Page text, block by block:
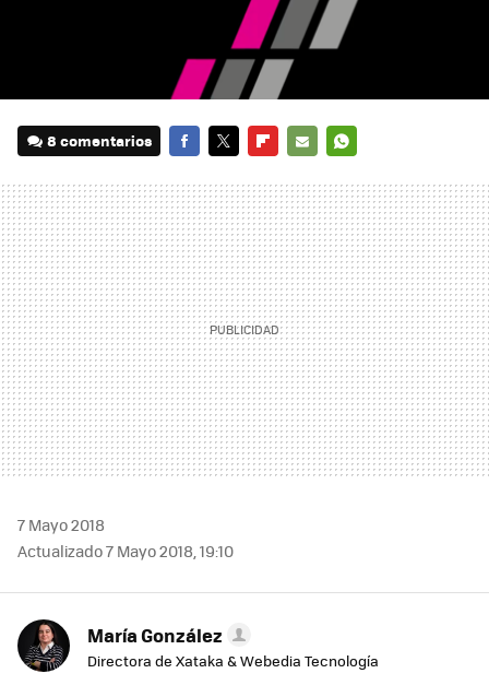
8 comentarios
MAIL
7 Mayo 2018
Actualizado 7 Mayo 2018, 19:10
María González
Directora de Xataka & Webedia Tecnología